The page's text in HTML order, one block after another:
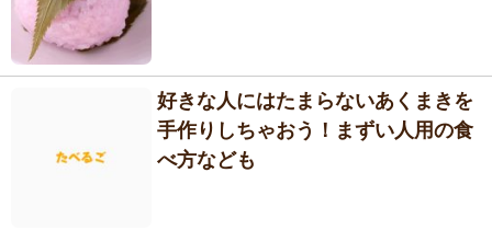
好きな人にはたまらないあくまきを
手作りしちゃおう！まずい人用の食
べ方なども